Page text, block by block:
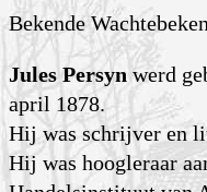
Bekende
Jules Persyn werd
april 1878.
Hij was schrijver en
Hij was hoogleraar